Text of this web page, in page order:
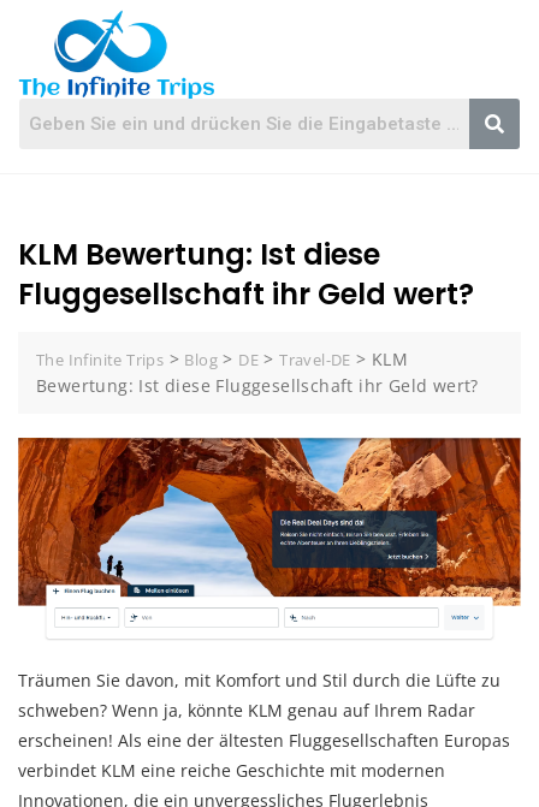
KLM Bewertung: Ist diese
Fluggesellschaft ihr Geld wert?
The Infinite Trips > Blog > DE >Travel-DE > KLM
Bewertung: Ist diese Fluggesellschaft ihr Geld wert?
Träumen Sie davon, mit Komfort und Stil durch die Lüfte zu
schweben? Wenn ja, könnte KLM genau auf Ihrem Radar
erscheinen! Als eine der ältesten Fluggesellschaften Europas
verbindet KLM eine reiche Geschichte mit modernen
Innovationen, die ein unvergessliches Flugerlebnis